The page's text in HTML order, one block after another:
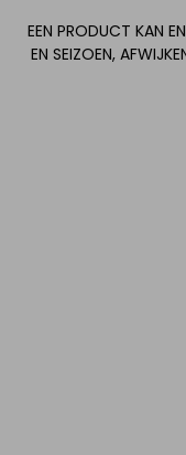
EEN PRODUCT KAN
EN SEIZOEN,